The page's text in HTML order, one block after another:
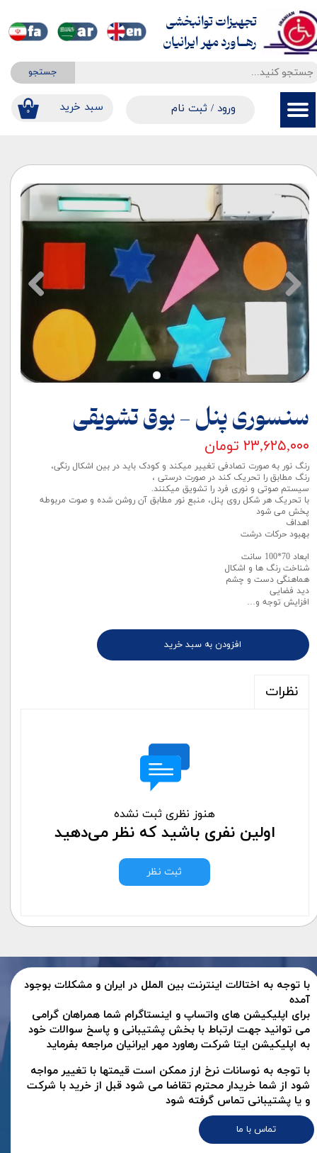
جستجو
۰ ​​سبد خرید ورود / ثبت نام
حساب کاربری من
سفارشات
خروج از حساب کاربری
تجهیزات توانبخشی
​​​​​​​رهــاورد مهر ایرانیان
سنسوری پنل - بوق تشویقی
۲۳,۶۲۵,۰۰۰ تومان
رنگ نور به صورت تصادفی تغییر میکند و کودک باید در بین اشکال رنگی،
رنگ مطابق را تحریک کند در صورت درستی ،
سیستم صوتی و نوری فرد را تشویق میکنند.
با تحریک هر شکل روی پنل، منبع نور مطابق آن روشن شده و صوت مربوطه
پخش می شود
اهداف
بهبود حرکات درشت
ابعاد 70*100 سانت
شناخت رنگ ها و اشکال
هماهنگی دست و چشم
دید فضایی
افزایش توجه و…
افزودن به سبد خرید
نظرات
هنوز نظری ثبت نشده
اولین نفری باشید که نظر می‌دهید
ثبت نظر
تماس با ما
با توجه به اختالات اینترنت بین الملل در ایران و مشکلات بوجود
آمده
برای اپلیکیشن های واتساپ و اینستاگرام شما همراهان گرامی
می توانید جهت ارتباط با بخش پشتیبانی و پاسخ سوالات خود
به اپلیکیشن ایتا شرکت رهاورد مهر ایرانیان مراجعه بفرماید
با توجه به نوسانات نرخ ارز ممکن است قیمتها با تغییر مواجه
شود از شما خریدار محترم تقاضا می شود قبل از خرید با شرکت
و یا پشتیبانی تماس گرفته شود